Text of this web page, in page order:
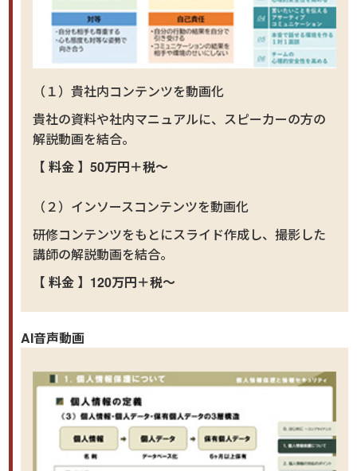
（１）貴社内コンテンツを動画化
貴社の資料や社内マニュアルに、スピーカーの方の
解説動画を結合。
【 料金 】50万円＋税～
（２）インソースコンテンツを動画化
研修コンテンツをもとにスライド作成し、撮影した
講師の解説動画を結合。
【 料金 】120万円＋税～
AI音声動画